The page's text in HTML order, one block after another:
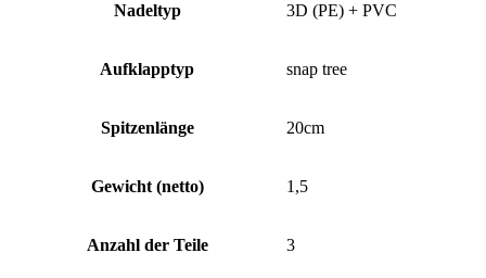
Nadeltyp 3D (PE) + PVC
Aufklapptyp snap tree
Spitzenlänge 20cm
Gewicht (netto) 1,5
Anzahl der Teile 3